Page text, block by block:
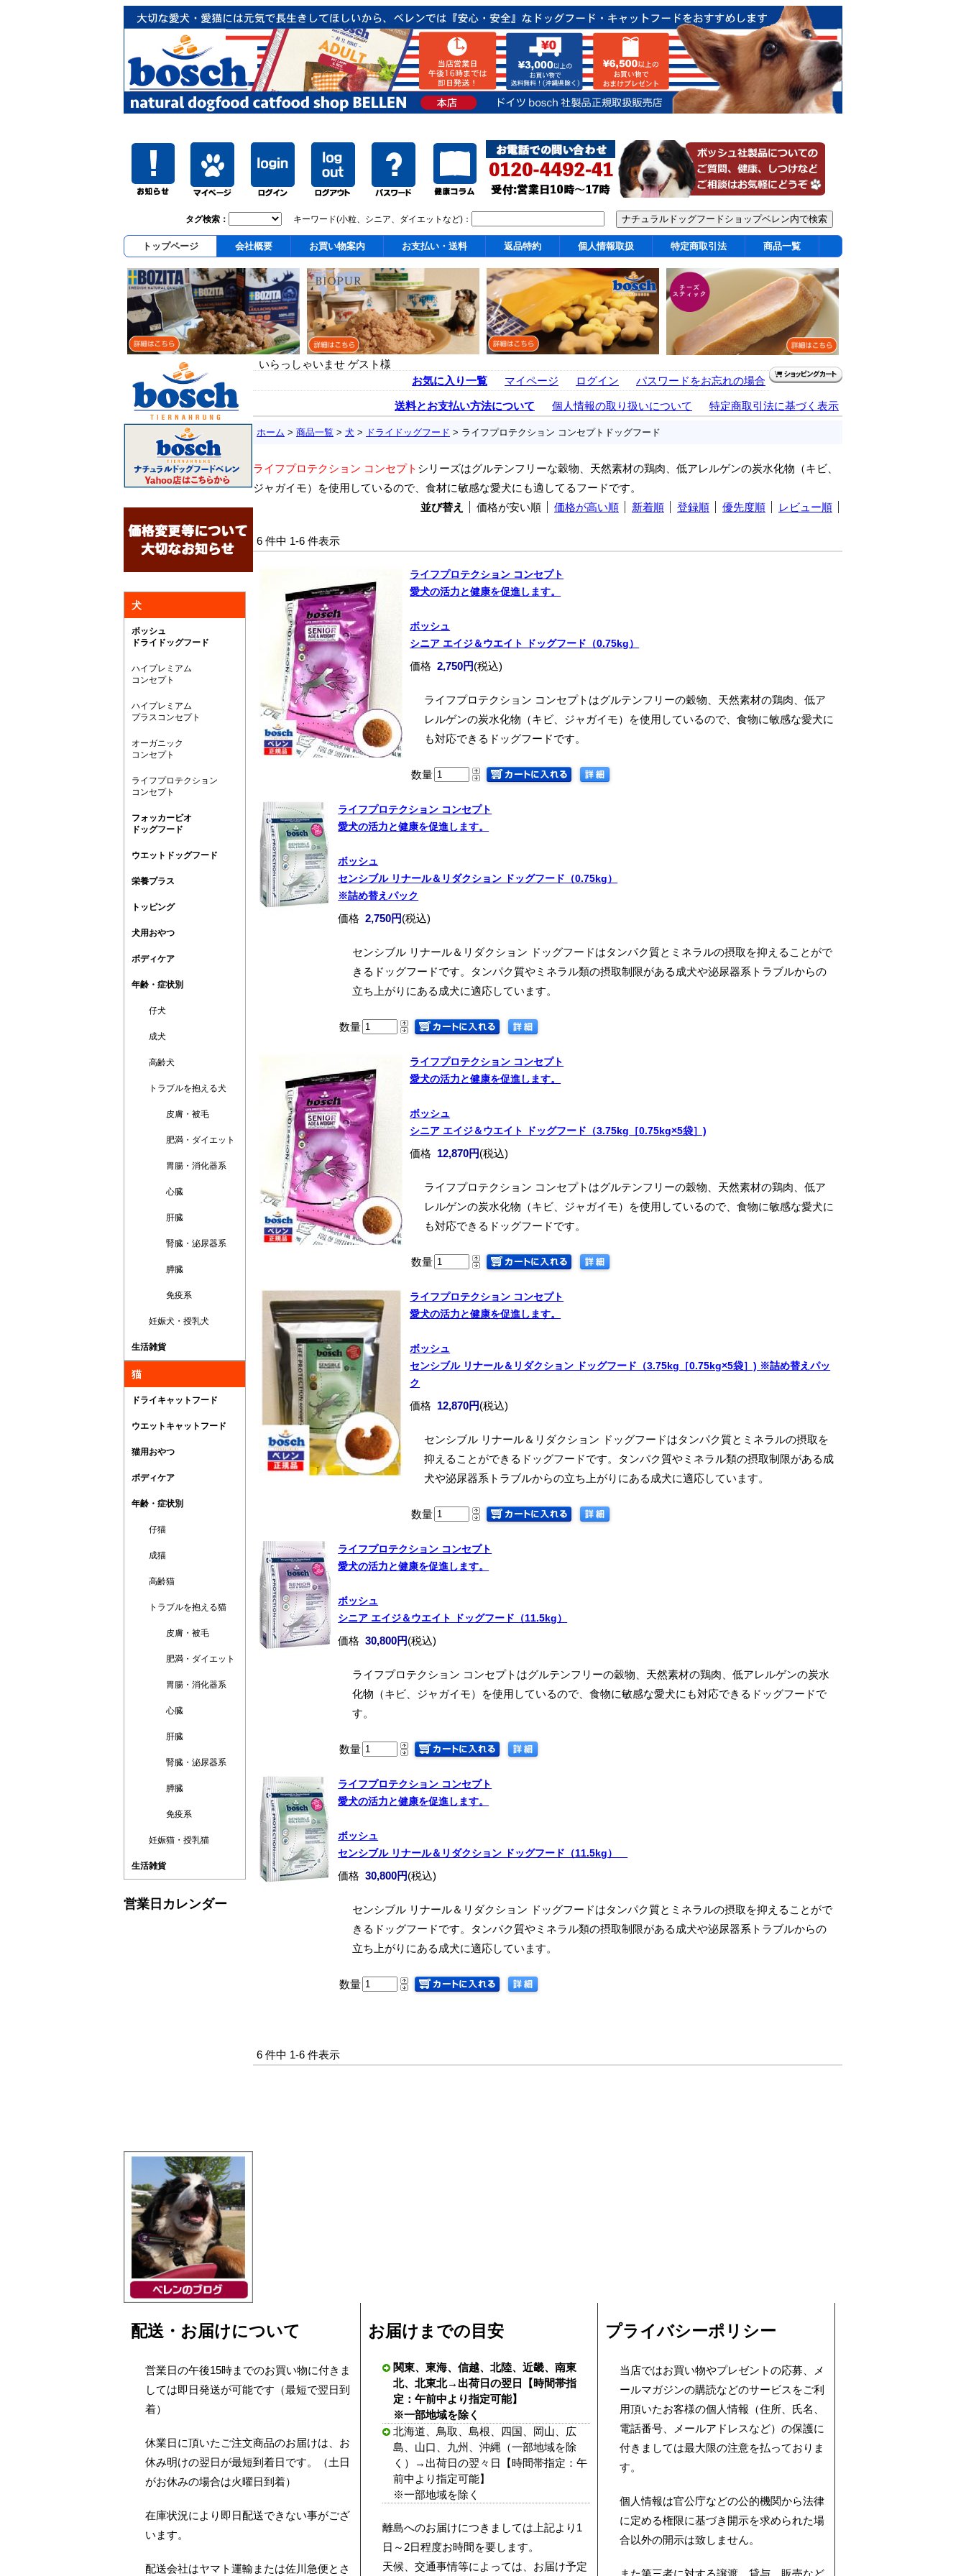
タグ検索： キーワード(小粒、シニア、ダイエットなど)：
トップページ 会社概要 お買い物案内 お支払い・送料 返品特約 個人情報取扱 特定商取引法 商品一覧
犬
ボッシュ
ドライドッグフード
ハイプレミアム
コンセプト
ハイプレミアム
プラスコンセプト
オーガニック
コンセプト
ライフプロテクション
コンセプト
フォッカービオ
ドッグフード
ウエットドッグフード
栄養プラス
トッピング
犬用おやつ
ボディケア
年齢・症状別
仔犬
成犬
高齢犬
トラブルを抱える犬
皮膚・被毛
肥満・ダイエット
胃腸・消化器系
心臓
肝臓
腎臓・泌尿器系
膵臓
免疫系
妊娠犬・授乳犬
生活雑貨
猫
ドライキャットフード
ウエットキャットフード
猫用おやつ
ボディケア
年齢・症状別
仔猫
成猫
高齢猫
トラブルを抱える猫
皮膚・被毛
肥満・ダイエット
胃腸・消化器系
心臓
肝臓
腎臓・泌尿器系
膵臓
免疫系
妊娠猫・授乳猫
生活雑貨
営業日カレンダー
いらっしゃいませ ゲスト様
お気に入り一覧
マイページ ログイン パスワードをお忘れの場合
送料とお支払い方法について 個人情報の取り扱いについて 特定商取引法に基づく表示
ホーム > 商品一覧 > 犬 > ドライドッグフード > ライフプロテクション コンセプトドッグフード
ライフプロテクション コンセプト シリーズはグルテンフリーな穀物、天然素材の鶏肉、低アレルゲンの炭水化物（キビ、
ジャガイモ）を使用しているので、食材に敏感な愛犬にも適してるフードです。
並び替え
価格が安い順 価格が高い順 新着順 登録順 優先度順 レビュー順
6 件中 1-6 件表示
ライフプロテクション コンセプト
愛犬の活力と健康を促進します。
ボッシュ
シニア エイジ＆ウエイト ドッグフード（0.75kg）
価格 2,750円(税込)
ライフプロテクション コンセプトはグルテンフリーの穀物、天然素材の鶏肉、低ア
レルゲンの炭水化物（キビ、ジャガイモ）を使用しているので、食物に敏感な愛犬に
も対応できるドッグフードです。
数量
ライフプロテクション コンセプト
愛犬の活力と健康を促進します。
ボッシュ
センシブル リナール＆リダクション ドッグフード（0.75kg）
※詰め替えパック
価格 2,750円(税込)
センシブル リナール＆リダクション ドッグフードはタンパク質とミネラルの摂取を抑えることがで
きるドッグフードです。タンパク質やミネラル類の摂取制限がある成犬や泌尿器系トラブルからの
立ち上がりにある成犬に適応しています。
数量
ライフプロテクション コンセプト
愛犬の活力と健康を促進します。
ボッシュ
シニア エイジ＆ウエイト ドッグフード（3.75kg［0.75kg×5袋］)
価格 12,870円(税込)
ライフプロテクション コンセプトはグルテンフリーの穀物、天然素材の鶏肉、低ア
レルゲンの炭水化物（キビ、ジャガイモ）を使用しているので、食物に敏感な愛犬に
も対応できるドッグフードです。
数量
ライフプロテクション コンセプト
愛犬の活力と健康を促進します。
ボッシュ
センシブル リナール＆リダクション ドッグフード（3.75kg［0.75kg×5袋］) ※詰め替えパッ
ク
価格 12,870円(税込)
センシブル リナール＆リダクション ドッグフードはタンパク質とミネラルの摂取を
抑えることができるドッグフードです。タンパク質やミネラル類の摂取制限がある成
犬や泌尿器系トラブルからの立ち上がりにある成犬に適応しています。
数量
ライフプロテクション コンセプト
愛犬の活力と健康を促進します。
ボッシュ
シニア エイジ＆ウエイト ドッグフード（11.5kg）
価格 30,800円(税込)
ライフプロテクション コンセプトはグルテンフリーの穀物、天然素材の鶏肉、低アレルゲンの炭水
化物（キビ、ジャガイモ）を使用しているので、食物に敏感な愛犬にも対応できるドッグフードで
す。
数量
ライフプロテクション コンセプト
愛犬の活力と健康を促進します。
ボッシュ
センシブル リナール＆リダクション ドッグフード（11.5kg）
価格 30,800円(税込)
センシブル リナール＆リダクション ドッグフードはタンパク質とミネラルの摂取を抑えることがで
きるドッグフードです。タンパク質やミネラル類の摂取制限がある成犬や泌尿器系トラブルからの
立ち上がりにある成犬に適応しています。
数量
6 件中 1-6 件表示
配送・お届けについて
営業日の午後15時までのお買い物に付きま
しては即日発送が可能です（最短で翌日到
着）
休業日に頂いたご注文商品のお届けは、お
休み明けの翌日が最短到着日です。（土日
がお休みの場合は火曜日到着）
在庫状況により即日配送できない事がござ
います。
配送会社はヤマト運輸または佐川急便とさ
お届けまでの目安
関東、東海、信越、北陸、近畿、南東
北、北東北→出荷日の翌日【時間帯指
定：午前中より指定可能】
※一部地域を除く
北海道、鳥取、島根、四国、岡山、広
島、山口、九州、沖縄（一部地域を除
く）→出荷日の翌々日【時間帯指定：午
前中より指定可能】
※一部地域を除く
離島へのお届けにつきましては上記より1
日～2日程度お時間を要します。
天候、交通事情等によっては、お届け予定
プライバシーポリシー
当店ではお買い物やプレゼントの応募、メ
ールマガジンの購読などのサービスをご利
用頂いたお客様の個人情報（住所、氏名、
電話番号、メールアドレスなど）の保護に
付きましては最大限の注意を払っておりま
す。
個人情報は官公庁などの公的機関から法律
に定める権限に基づき開示を求められた場
合以外の開示は致しません。
また第三者に対する譲渡、貸与、販売など